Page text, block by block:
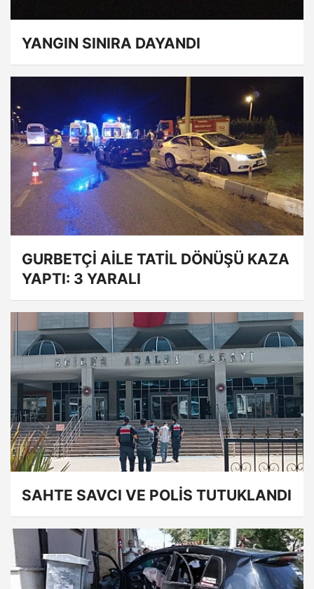
YANGIN SINIRA DAYANDI
GURBETÇİ AİLE TATİL DÖNÜŞÜ KAZA
YAPTI: 3 YARALI
SAHTE SAVCI VE POLİS TUTUKLANDI